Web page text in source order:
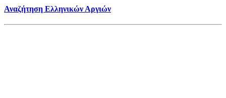
Αναζήτηση Ελληνικών Αργιών